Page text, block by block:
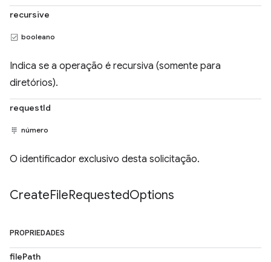
recursive
booleano
Indica se a operação é recursiva (somente para
diretórios).
requestId
número
O identificador exclusivo desta solicitação.
CreateFileRequestedOptions
PROPRIEDADES
filePath